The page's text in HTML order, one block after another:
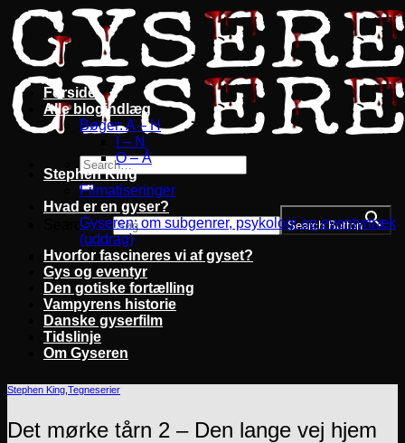
Fortsæt
til
indhold
Search for: Search Button
Forside
Alle blogindlæg
Bøger: A – H
I – N
O – Å
Stephen King
Filmatiseringer
Hvad er en gyser?
Gyseren: om subgenrer, psykologi og eventyrtræk
(uddrag)
Hvorfor fascineres vi af gyset?
Gys og eventyr
Den gotiske fortælling
Vampyrens historie
Danske gyserfilm
Tidslinje
Om Gyseren
Stephen King Tegneserier
Det mørke tårn 2 – Den lange vej hjem